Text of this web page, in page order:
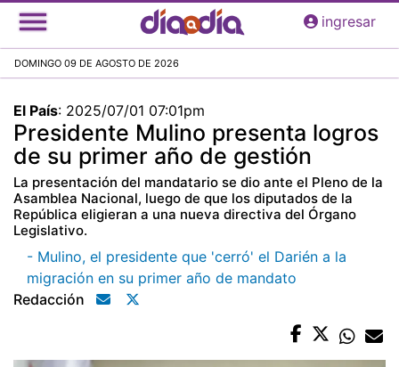
Pasar
al
principal
ingresar
DOMINGO 09 DE AGOSTO DE 2026
El País: 2025/07/01 07:01pm
Presidente Mulino presenta logros
de su primer año de gestión
La presentación del mandatario se dio ante el Pleno de la
Asamblea Nacional, luego de que los diputados de la
República eligieran a una nueva directiva del Órgano
Legislativo.
- Mulino, el presidente que 'cerró' el Darién a la
migración en su primer año de mandato
Redacción